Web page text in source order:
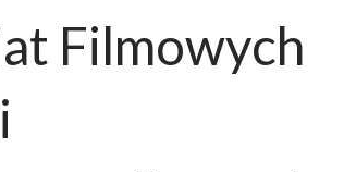
Filmowych